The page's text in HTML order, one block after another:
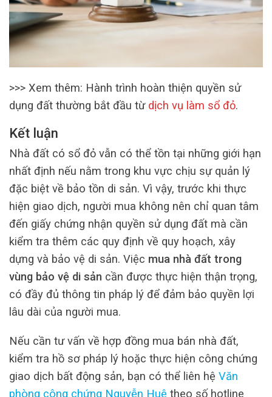
>>> Xem thêm: Hành trình hoàn thiện quyền sử
dụng đất thường bắt đầu từ dịch vụ làm sổ đỏ.
Kết luận
Nhà đất có sổ đỏ vẫn có thể tồn tại những giới hạn
nhất định nếu nằm trong khu vực chịu sự quản lý
đặc biệt về bảo tồn di sản. Vì vậy, trước khi thực
hiện giao dịch, người mua không nên chỉ quan tâm
đến giấy chứng nhận quyền sử dụng đất mà cần
kiểm tra thêm các quy định về quy hoạch, xây
dựng và bảo vệ di sản. Việc mua nhà đất trong
vùng bảo vệ di sản cần được thực hiện thận trọng,
có đầy đủ thông tin pháp lý để đảm bảo quyền lợi
lâu dài của người mua.
Nếu cần tư vấn về hợp đồng mua bán nhà đất,
kiểm tra hồ sơ pháp lý hoặc thực hiện công chứng
giao dịch bất động sản, bạn có thể liên hệ Văn
phòng công chứng Nguyễn Huệ theo số hotline